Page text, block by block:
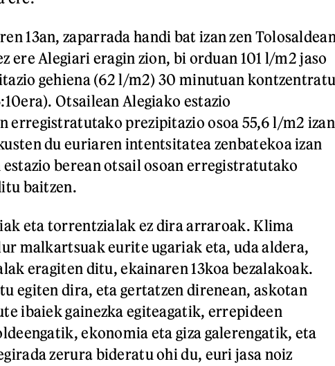
13an, zaparrada handi bat izan zen
ere Alegiari eragin zion, bi orduan 101 l/m2 jaso
gehiena (62 l/m2) 30 minutuan
Otsailean Alegiako estazio
erregistratutako prezipitazio osoa 55,6 l/m2 izan
du euriaren intentsitatea zenbatekoa izan
berean otsail osoan erregistratutako
baitzen.
eta torrentzialak ez dira arraroak. Klima
malkartsuak eurite ugariak eta, uda aldera,
eragiten ditu, ekainaren 13koa bezalakoak.
egiten dira, eta gertatzen direnean, askotan
ibaiek gainezka egiteagatik, errepideen
ekonomia eta giza galerengatik, eta
zerura bideratu ohi du, euri jasa noiz